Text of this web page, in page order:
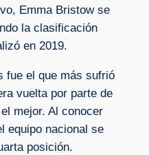
Emma Bristow se
la clasificación
en 2019.
fue el que más sufrió
vuelta por parte de
mejor. Al conocer
equipo nacional se
posición.